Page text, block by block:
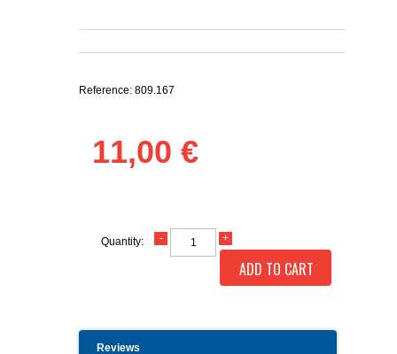
Reference: 809.167
11,00 €
Quantity:
ADD TO CART
Reviews